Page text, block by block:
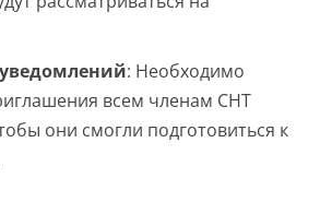
: Необходимо
всем членам СНТ
они смогли подготовиться к